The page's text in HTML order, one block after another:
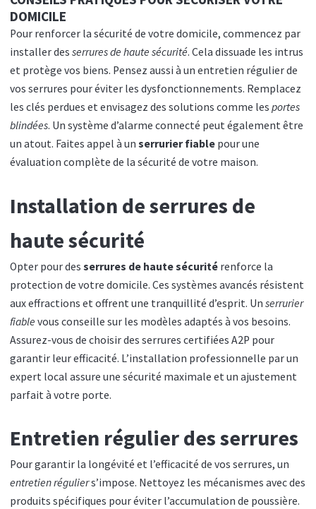
DOMICILE
Pour renforcer la sécurité de votre domicile, commencez par
installer des serrures de haute sécurité. Cela dissuade les intrus
et protège vos biens. Pensez aussi à un entretien régulier de
vos serrures pour éviter les dysfonctionnements. Remplacez
les clés perdues et envisagez des solutions comme les portes
blindées. Un système d’alarme connecté peut également être
un atout. Faites appel à un serrurier fiable pour une
évaluation complète de la sécurité de votre maison.
Installation de serrures de
haute sécurité
Opter pour des serrures de haute sécurité renforce la
protection de votre domicile. Ces systèmes avancés résistent
aux effractions et offrent une tranquillité d’esprit. Un serrurier
fiable vous conseille sur les modèles adaptés à vos besoins.
Assurez-vous de choisir des serrures certifiées A2P pour
garantir leur efficacité. L’installation professionnelle par un
expert local assure une sécurité maximale et un ajustement
parfait à votre porte.
Entretien régulier des serrures
Pour garantir la longévité et l’efficacité de vos serrures, un
entretien réguliers’impose. Nettoyez les mécanismes avec des
produits spécifiques pour éviter l’accumulation de poussière.